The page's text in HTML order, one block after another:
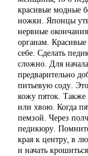
красивые модные
ножки. Японцы
нервные
органам. Красивые
себе. Сделать
сложно. Для
предварительно
питьевую соду.
кожу пяток. Также
или хвою. Когда
пемзой. Через
педикюру.
края к центру, в
и начать